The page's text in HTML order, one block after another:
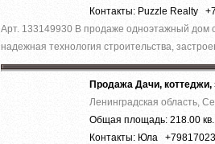
Контакты: Puzzle Realty
Арт. 133149930 В продаже одноэтажный дом
надежная технология строительства,
Продажа Дачи,
Ленинградская область,
Общая площадь: 218.00
Контакты: Юла